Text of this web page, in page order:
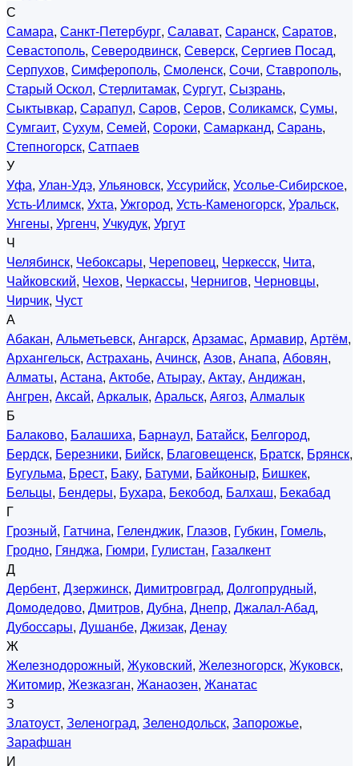
С
Самара, Санкт-Петербург, Салават, Саранск, Саратов,
Севастополь, Северодвинск, Северск, Сергиев Посад,
Серпухов, Симферополь, Смоленск, Сочи, Ставрополь,
Старый Оскол, Стерлитамак, Сургут, Сызрань,
Сыктывкар, Сарапул, Саров, Серов, Соликамск, Сумы,
Сумгаит, Сухум, Семей, Сороки, Самарканд, Сарань,
Степногорск, Сатпаев
У
Уфа, Улан-Удэ, Ульяновск, Уссурийск, Усолье-Сибирское,
Усть-Илимск, Ухта, Ужгород, Усть-Каменогорск, Уральск,
Унгены, Ургенч, Учкудук, Ургут
Ч
Челябинск, Чебоксары, Череповец, Черкесск, Чита,
Чайковский, Чехов, Черкассы, Чернигов, Черновцы,
Чирчик, Чуст
А
Абакан, Альметьевск, Ангарск, Арзамас, Армавир, Артём,
Архангельск, Астрахань, Ачинск, Азов, Анапа, Абовян,
Алматы, Астана, Актобе, Атырау, Актау, Андижан,
Ангрен, Аксай, Аркалык, Аральск, Аягоз, Алмалык
Б
Балаково, Балашиха, Барнаул, Батайск, Белгород,
Бердск, Березники, Бийск, Благовещенск, Братск, Брянск,
Бугульма, Брест, Баку, Батуми, Байконыр, Бишкек,
Бельцы, Бендеры, Бухара, Бекобод, Балхаш, Бекабад
Г
Грозный, Гатчина, Геленджик, Глазов, Губкин, Гомель,
Гродно, Гянджа, Гюмри, Гулистан, Газалкент
Д
Дербент, Дзержинск, Димитровград, Долгопрудный,
Домодедово, Дмитров, Дубна, Днепр, Джалал-Абад,
Дубоссары, Душанбе, Джизак, Денау
Ж
Железнодорожный, Жуковский, Железногорск, Жуковск,
Житомир, Жезказган, Жанаозен, Жанатас
З
Златоуст, Зеленоград, Зеленодольск, Запорожье,
Зарафшан
И